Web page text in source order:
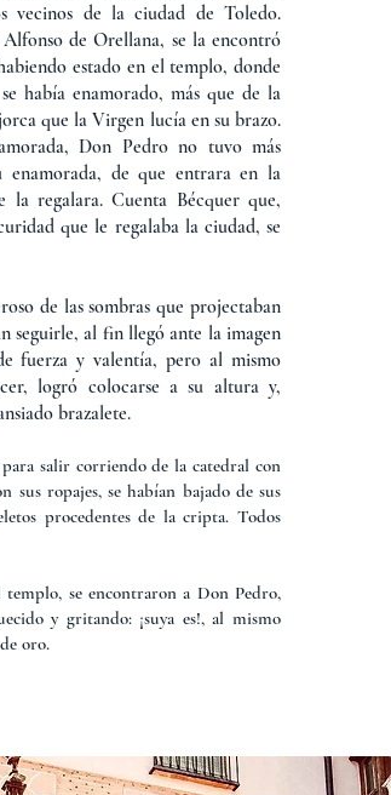
vecinos de la ciudad de Toledo.
de Orellana, se la encontró
estado en el templo, donde
había enamorado, más que de la
que la Virgen lucía en su brazo.
Don Pedro no tuvo más
de que entrara en la
regalara. Cuenta Bécquer que,
que le regalaba la ciudad, se
de las sombras que projectaban
seguirle, al fin llegó ante la imagen
fuerza y valentía, pero al mismo
logró colocarse a su altura y,
brazalete.
salir corriendo de la catedral con
sus ropajes, se habían bajado de sus
procedentes de la cripta. Todos
se encontraron a Don Pedro,
y gritando: ¡suya es!, al mismo
oro.